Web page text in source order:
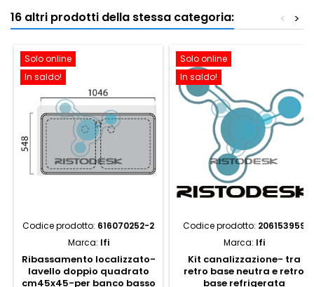
16 altri prodotti della stessa categoria: >
<
Solo online
In saldo!
Codice prodotto: 616070252-2
Marca: Ifi
Ribassamento localizzato-
lavello doppio quadrato
cm45x45-per banco basso
Solo online
In saldo!
Codice prodotto: 206153959
Marca: Ifi
Kit canalizzazione- tra
retro base neutra e retro
base refrigerata